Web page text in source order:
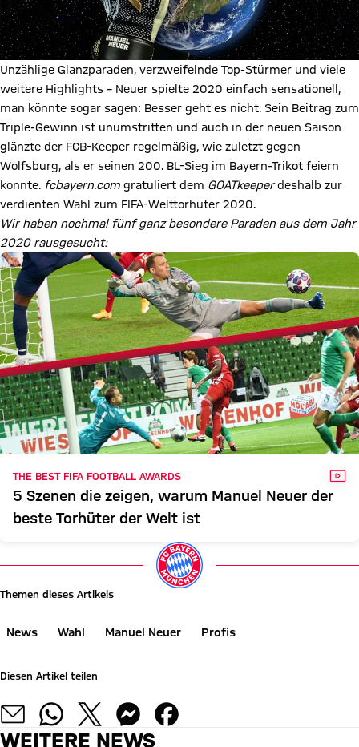
Unzählige Glanzparaden, verzweifelnde Top-Stürmer und viele
weitere Highlights – Neuer spielte 2020 einfach sensationell,
man könnte sogar sagen: Besser geht es nicht. Sein Beitrag zum
Triple-Gewinn ist unumstritten und auch in der neuen Saison
glänzte der FCB-Keeper regelmäßig, wie zuletzt gegen
Wolfsburg, als er seinen 200. BL-Sieg im Bayern-Trikot feiern
konnte. fcbayern.com gratuliert dem GOATkeeperdeshalb zur
verdienten Wahl zum FIFA-Welttorhüter 2020.
Wir haben nochmal fünf ganz besondere Paraden aus dem Jahr
2020 rausgesucht:
THE BEST FIFA FOOTBALL AWARDS
5 Szenen die zeigen, warum Manuel Neuer der
beste Torhüter der Welt ist
Themen dieses Artikels
News Wahl Manuel Neuer Profis
Diesen Artikel teilen
WEITERE NEWS